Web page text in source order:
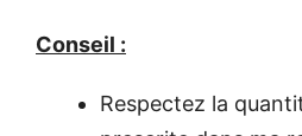
Conseil :
Respectez la